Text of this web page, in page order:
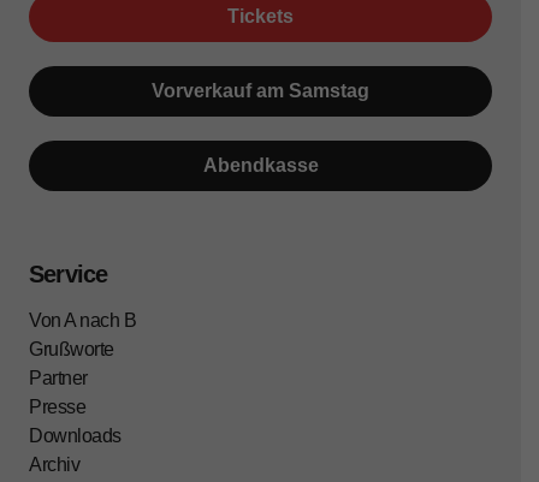
Tickets
Vorverkauf am Samstag
Abendkasse
Service
Von A nach B
Grußworte
Partner
Presse
Downloads
Archiv